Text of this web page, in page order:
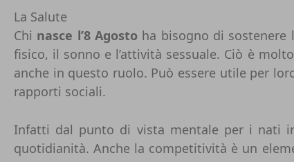
La Salute
Chi nasce l’8 Agosto ha bisogno di sostenere
fisico, il sonno e l’attività sessuale. Ciò è
anche in questo ruolo. Può essere utile per
rapporti sociali.
Infatti dal punto di vista mentale per i nati
quotidianità. Anche la competitività è un